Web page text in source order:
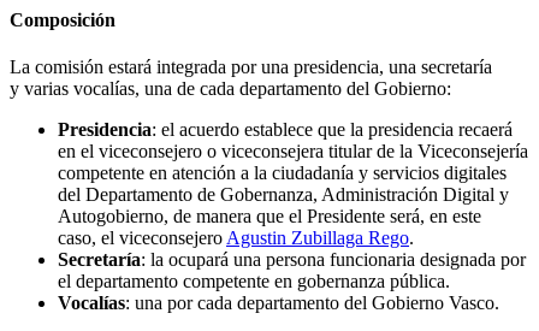
Composición
La comisión estará integrada por una presidencia, una secretaría
y varias vocalías, una de cada departamento del Gobierno:
Presidencia: el acuerdo establece que la presidencia recaerá
en el viceconsejero o viceconsejera titular de la Viceconsejería
competente en atención a la ciudadanía y servicios digitales
del Departamento de Gobernanza, Administración Digital y
Autogobierno, de manera que el Presidente será, en este
caso, el viceconsejero Agustin Zubillaga Rego.
Secretaría: la ocupará una persona funcionaria designada por
el departamento competente en gobernanza pública.
Vocalías: una por cada departamento del Gobierno Vasco.